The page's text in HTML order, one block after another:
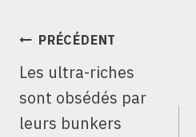
NAVIGATION
L’ARTICLE
PRÉCÉDENT
Les ultra-riches
sont obsédés par
leurs bunkers